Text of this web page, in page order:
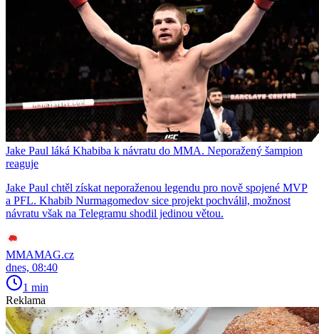
Jake Paul láká Khabiba k návratu do MMA. Neporažený šampion
reaguje
Jake Paul chtěl získat neporaženou legendu pro nově spojené MVP
a PFL. Khabib Nurmagomedov sice projekt pochválil, možnost
návratu však na Telegramu shodil jedinou větou.
MMAMAG.cz
dnes, 08:40
1 min
Reklama